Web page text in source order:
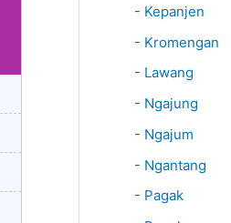
- Kepanjen
- Kromengan
- Lawang
- Ngajung
- Ngajum
- Ngantang
- Pagak